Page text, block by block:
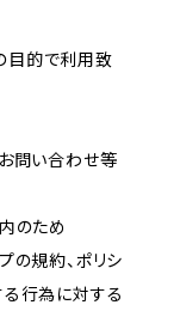
目的で利用致
お問い合わせ等
のため
の規約、ポリシ
る行為に対する